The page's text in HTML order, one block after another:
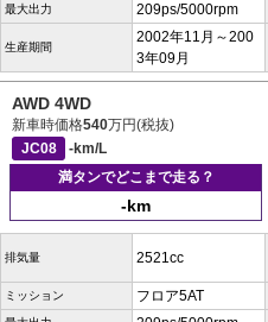
最大出力 209ps/5000rpm
生産期間
2002年11月～200
3年09月
AWD 4WD
新車時価格540万円(税抜)
JC08
-km/L
満タンでどこまで走る？
-km
排気量 2521cc
ミッション フロア5AT